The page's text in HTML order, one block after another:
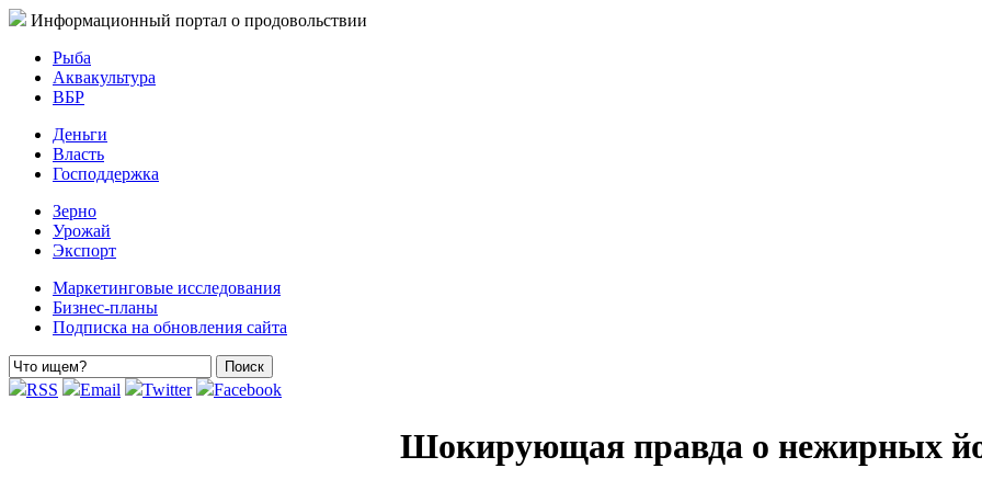
Информационный портал о продовольствии
Рыба
Аквакультура
ВБР
Деньги
Власть
Господдержка
Зерно
Урожай
Экспорт
Маркетинговые исследования
Бизнес-планы
Подписка на обновления сайта
RSS Email Twitter Facebook
Шокирующая правда о нежирных